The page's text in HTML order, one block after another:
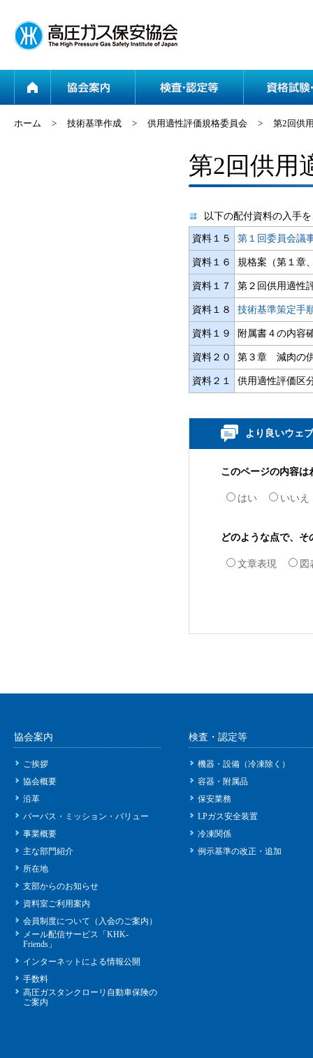
協会案内
ホーム > 技術基準作成 > 供用適性評価規格委員会 > 第2回供
第2回供用
以下の配付資料の入手
資料１５ 第１回委員会議
資料１６ 規格案（第１章
資料１７ 第２回供用適性
資料１８ 技術基準策定手
資料１９ 附属書４の内容
資料２０ 第３章 減肉の
資料２１ 供用適性評価区
より良いウェ
このページの内容は
はい いいえ
どのような点で、
文章表現 図
協会案内
ご挨拶
協会概要
沿革
パーパス・ミッション・バリュー
事業概要
主な部門紹介
所在地
支部からのお知らせ
資料室ご利用案内
会員制度について（入会のご案内）
メール配信サービス「KHK-
Friends」
インターネットによる情報公開
手数料
高圧ガスタンクローリ自動車保険の
ご案内
検査・認定等
機器・設備（冷凍除く）
容器・附属品
保安業務
LPガス安全装置
冷凍関係
例示基準の改正・追加